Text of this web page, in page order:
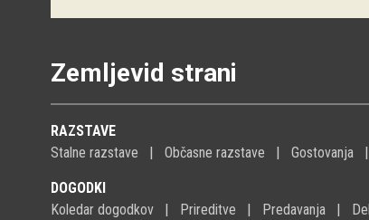
Zemljevid strani
RAZSTAVE
Stalne razstave
Občasne razstave Gostovanja
DOGODKI
Koledar dogodkov
Prireditve Predavanja